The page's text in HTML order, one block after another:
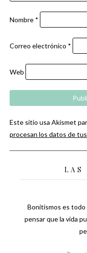
Nombre *
Correo electrónico *
Web
Este sitio usa Akismet
procesan los datos de
LAS
Bonitismos es todo
pensar que la vida